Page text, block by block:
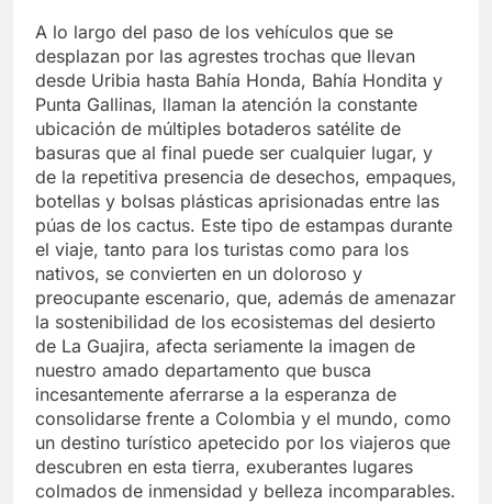
A lo largo del paso de los vehículos que se
desplazan por las agrestes trochas que llevan
desde Uribia hasta Bahía Honda, Bahía Hondita y
Punta Gallinas, llaman la atención la constante
ubicación de múltiples botaderos satélite de
basuras que al final puede ser cualquier lugar, y
de la repetitiva presencia de desechos, empaques,
botellas y bolsas plásticas aprisionadas entre las
púas de los cactus. Este tipo de estampas durante
el viaje, tanto para los turistas como para los
nativos, se convierten en un doloroso y
preocupante escenario, que, además de amenazar
la sostenibilidad de los ecosistemas del desierto
de La Guajira, afecta seriamente la imagen de
nuestro amado departamento que busca
incesantemente aferrarse a la esperanza de
consolidarse frente a Colombia y el mundo, como
un destino turístico apetecido por los viajeros que
descubren en esta tierra, exuberantes lugares
colmados de inmensidad y belleza incomparables.